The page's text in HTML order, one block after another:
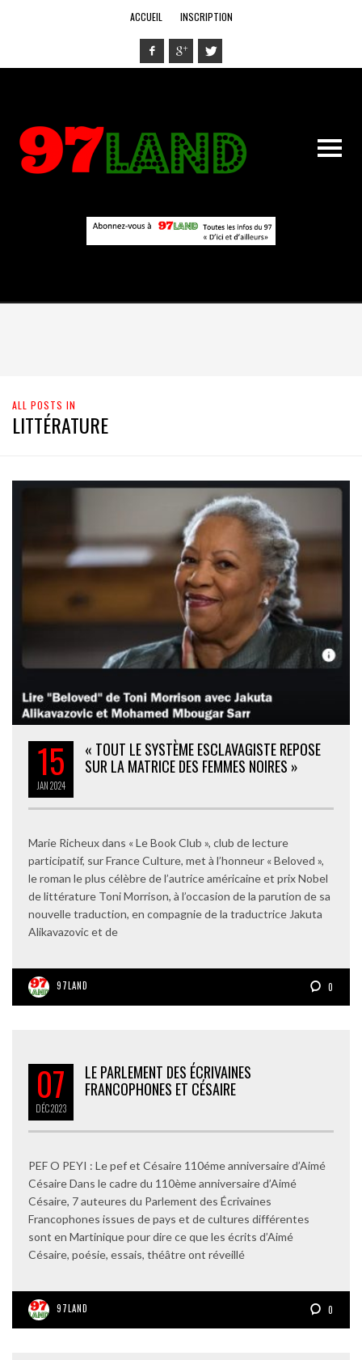
ACCUEIL INSCRIPTION
ALL POSTS IN
LITTÉRATURE
15
JAN2024
« TOUT LE SYSTÈME ESCLAVAGISTE REPOSE
SUR LA MATRICE DES FEMMES NOIRES »
Marie Richeux dans « Le Book Club », club de lecture
participatif, sur France Culture, met à l’honneur « Beloved »,
le roman le plus célèbre de l’autrice américaine et prix Nobel
de littérature Toni Morrison, à l’occasion de la parution de sa
nouvelle traduction, en compagnie de la traductrice Jakuta
Alikavazovic et de
97LAND 0
07
DÉC2023
LE PARLEMENT DES ÉCRIVAINES
FRANCOPHONES ET CÉSAIRE
PEF O PEYI : Le pef et Césaire 110éme anniversaire d’Aimé
Césaire Dans le cadre du 110ème anniversaire d’Aimé
Césaire, 7 auteures du Parlement des Écrivaines
Francophones issues de pays et de cultures différentes
sont en Martinique pour dire ce que les écrits d’Aimé
Césaire, poésie, essais, théâtre ont réveillé
97LAND 0